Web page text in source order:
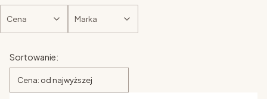
Cena Marka
Lista produktów
Sortowanie:
Cena: od najwyższej